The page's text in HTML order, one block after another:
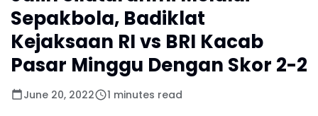
Sepakbola, Badiklat
Kejaksaan RI vs BRI Kacab
Pasar Minggu Dengan Skor 2-2
June 20, 2022 1 minutes read